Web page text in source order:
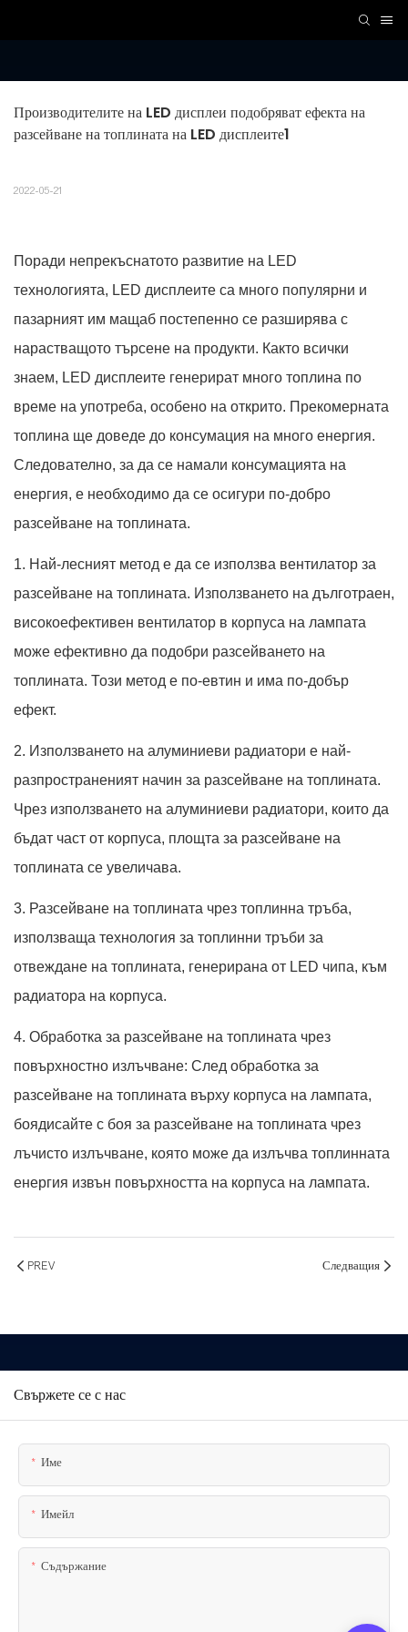
Производителите на LED дисплеи подобряват ефекта на
разсейване на топлината на LED дисплеите1
2022-05-21
Поради непрекъснатото развитие на LED
технологията, LED дисплеите са много популярни и
пазарният им мащаб постепенно се разширява с
нарастващото търсене на продукти. Както всички
знаем, LED дисплеите генерират много топлина по
време на употреба, особено на открито. Прекомерната
топлина ще доведе до консумация на много енергия.
Следователно, за да се намали консумацията на
енергия, е необходимо да се осигури по-добро
разсейване на топлината.
1. Най-лесният метод е да се използва вентилатор за
разсейване на топлината. Използването на дълготраен,
високоефективен вентилатор в корпуса на лампата
може ефективно да подобри разсейването на
топлината. Този метод е по-евтин и има по-добър
ефект.
2. Използването на алуминиеви радиатори е най-
разпространеният начин за разсейване на топлината.
Чрез използването на алуминиеви радиатори, които да
бъдат част от корпуса, площта за разсейване на
топлината се увеличава.
3. Разсейване на топлината чрез топлинна тръба,
използваща технология за топлинни тръби за
отвеждане на топлината, генерирана от LED чипа, към
радиатора на корпуса.
4. Обработка за разсейване на топлината чрез
повърхностно излъчване: След обработка за
разсейване на топлината върху корпуса на лампата,
боядисайте с боя за разсейване на топлината чрез
лъчисто излъчване, която може да излъчва топлинната
енергия извън повърхността на корпуса на лампата.
PREV Следващия
Свържете се с нас
Име
Имейл
Съдържание